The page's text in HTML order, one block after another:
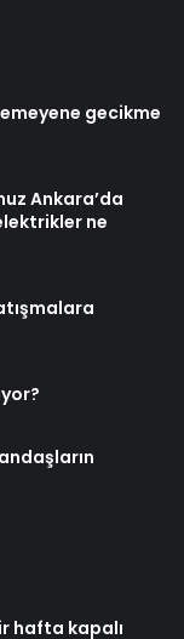
gecikme
Ankara’da
ne
hafta kapalı